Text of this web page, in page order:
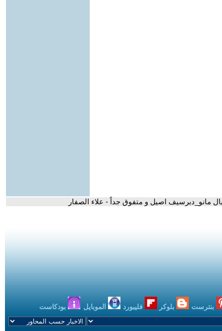
مانو_دبرسيف اصيل و متفوق جداً - علاء الصفار
بنترست بلوكر فليبورد الموبايل بودكاست